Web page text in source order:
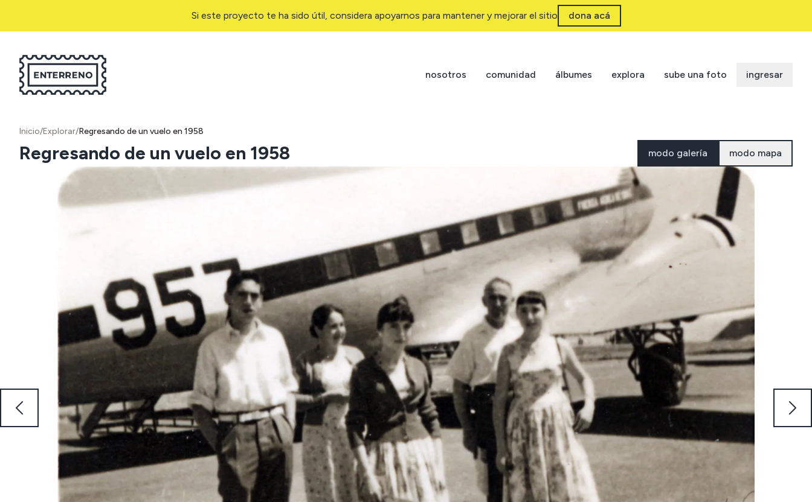
Si este proyecto te ha sido útil, considera apoyarnos para mantener y mejorar el sitio dona acá
nosotros comunidad álbumes explora sube una foto ingresar
Inicio/Explorar/Regresando de un vuelo en 1958
Regresando de un vuelo en 1958 modo galería modo mapa